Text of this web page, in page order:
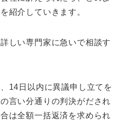
紹介していきます。
しい専門家に急いで相談す
14日以内に異議申し立てを
言い分通りの判決がだされ
は全額一括返済を求められ